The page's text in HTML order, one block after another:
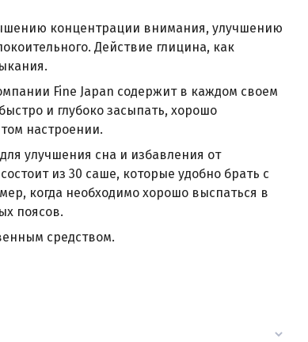
концентрации внимания, улучшению
Действие глицина, как
Fine Japan содержит в каждом своем
и глубоко засыпать, хорошо
настроении.
улучшения сна и избавления от
из 30 саше, которые удобно брать с
когда необходимо хорошо выспаться в
поясов.
средством.